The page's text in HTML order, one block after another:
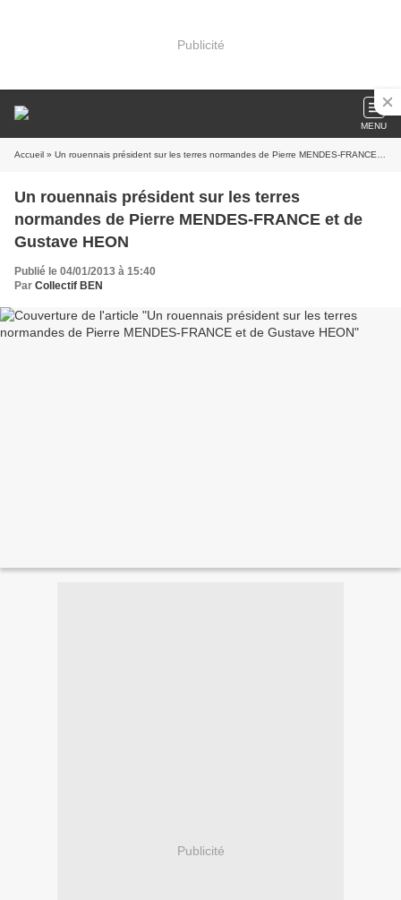
Publicité
MENU
Accueil » Un rouennais président sur les terres normandes de Pierre MENDES-FRANCE et de Gustave HEON
Un rouennais président sur les terres
normandes de Pierre MENDES-FRANCE et de
Gustave HEON
Publié le 04/01/2013 à 15:40
Par Collectif BEN
Publicité